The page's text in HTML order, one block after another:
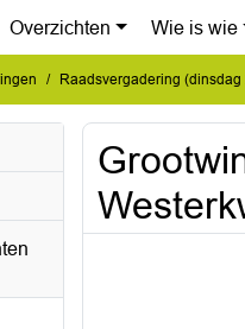
Overzichten Wie is wie
Raadsvergadering